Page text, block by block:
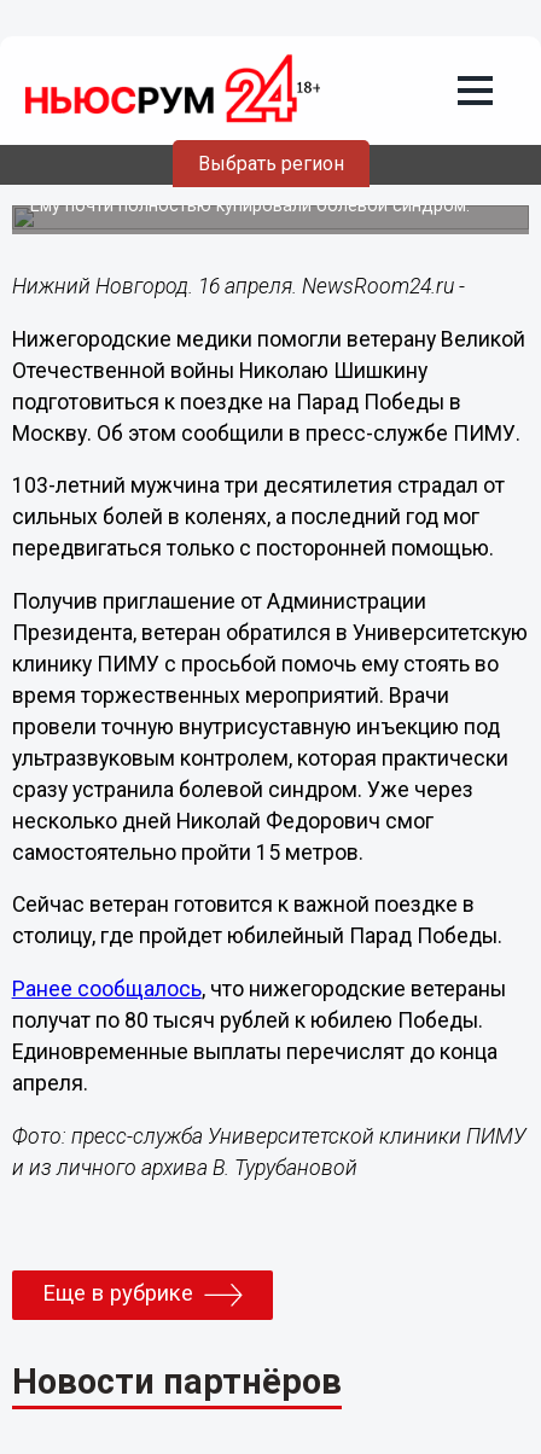
Выбрать регион
16.04.202517:30
103-летний ветеран ВОВ встал на ноги
с помощью врачей ПИМУ
Ему почти полностью купировали болевой синдром.
Нижний Новгород. 16 апреля. NewsRoom24.ru -
Нижегородские медики помогли ветерану Великой
Отечественной войны Николаю Шишкину
подготовиться к поездке на Парад Победы в
Москву. Об этом сообщили в пресс-службе ПИМУ.
103-летний мужчина три десятилетия страдал от
сильных болей в коленях, а последний год мог
передвигаться только с посторонней помощью.
Получив приглашение от Администрации
Президента, ветеран обратился в Университетскую
клинику ПИМУ с просьбой помочь ему стоять во
время торжественных мероприятий. Врачи
провели точную внутрисуставную инъекцию под
ультразвуковым контролем, которая практически
сразу устранила болевой синдром. Уже через
несколько дней Николай Федорович смог
самостоятельно пройти 15 метров.
Сейчас ветеран готовится к важной поездке в
столицу, где пройдет юбилейный Парад Победы.
Ранее сообщалось, что нижегородские ветераны
получат по 80 тысяч рублей к юбилею Победы.
Единовременные выплаты перечислят до конца
апреля.
Фото: пресс-служба Университетской клиники ПИМУ
и из личного архива В. Турубановой
Еще в рубрике
Новости партнёров